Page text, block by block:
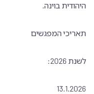
היהודית בוינה.
תאריכי המפגשים
לשנת 2026:
13.1.2026